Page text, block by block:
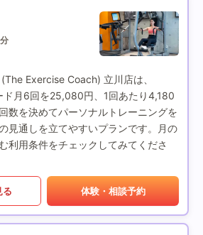
Exercise Coach) 立川店は、
月6回を25,080円、1回あたり4,180
数を決めてパーソナルトレーニングを
見通しを立てやすいプランです。月の
利用条件をチェックしてみてくださ
る 体験・相談予約